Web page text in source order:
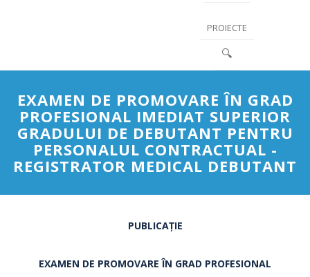
PROIECTE
🔍
EXAMEN DE PROMOVARE ÎN GRAD
PROFESIONAL IMEDIAT SUPERIOR
GRADULUI DE DEBUTANT PENTRU
PERSONALUL CONTRACTUAL -
REGISTRATOR MEDICAL DEBUTANT
PUBLICAŢIE
EXAMEN DE PROMOVARE ÎN GRAD PROFESIONAL